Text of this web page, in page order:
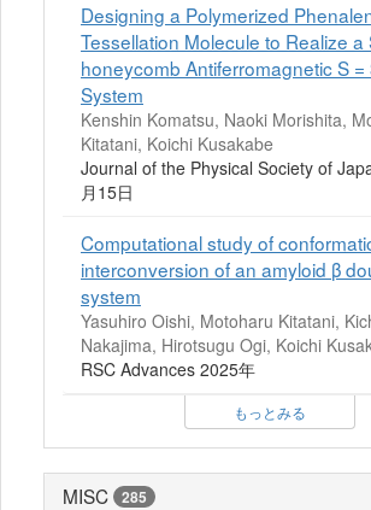
Designing a Polymerized
Tessellation Molecule to Realize a
honeycomb Antiferromagnetic S =
System
Kenshin Komatsu, Naoki Morishita,
Kitatani, Koichi Kusakabe
Journal of the Physical Society of
月15日
Computational study of
interconversion of an amyloid β
system
Yasuhiro Oishi, Motoharu Kitatani,
Nakajima, Hirotsugu Ogi, Koichi
RSC Advances 2025年
もっとみる
MISC 285